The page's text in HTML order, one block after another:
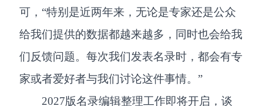
可，“特别是近两年来，无论是专家还是公众
给我们提供的数据都越来越多，同时也会给我
们反馈问题。每次我们发表名录时，都会有专
家或者爱好者与我们讨论这件事情。”
2027版名录编辑整理工作即将开启，谈